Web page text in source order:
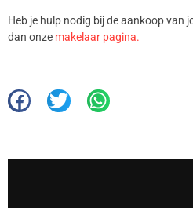
Heb je hulp nodig bij de aankoop van
dan onze makelaar pagina.